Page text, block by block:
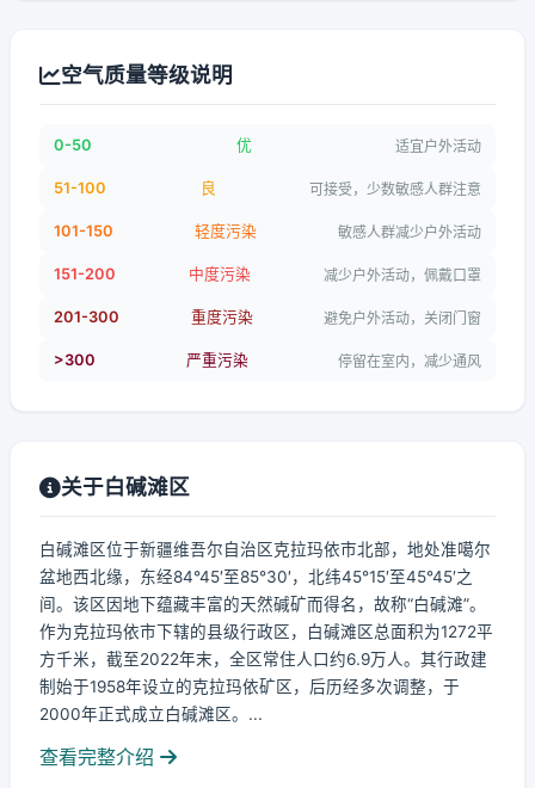
空气质量等级说明
0-50 优 适宜户外活动
51-100 良 可接受，少数敏感人群注意
101-150 轻度污染 敏感人群减少户外活动
151-200 中度污染 减少户外活动，佩戴口罩
201-300 重度污染 避免户外活动，关闭门窗
>300 严重污染 停留在室内，减少通风
关于白碱滩区
白碱滩区位于新疆维吾尔自治区克拉玛依市北部，地处准噶尔
盆地西北缘，东经84°45′至85°30′，北纬45°15′至45°45′之
间。该区因地下蕴藏丰富的天然碱矿而得名，故称“白碱滩”。
作为克拉玛依市下辖的县级行政区，白碱滩区总面积为1272平
方千米，截至2022年末，全区常住人口约6.9万人。其行政建
制始于1958年设立的克拉玛依矿区，后历经多次调整，于
2000年正式成立白碱滩区。...
查看完整介绍